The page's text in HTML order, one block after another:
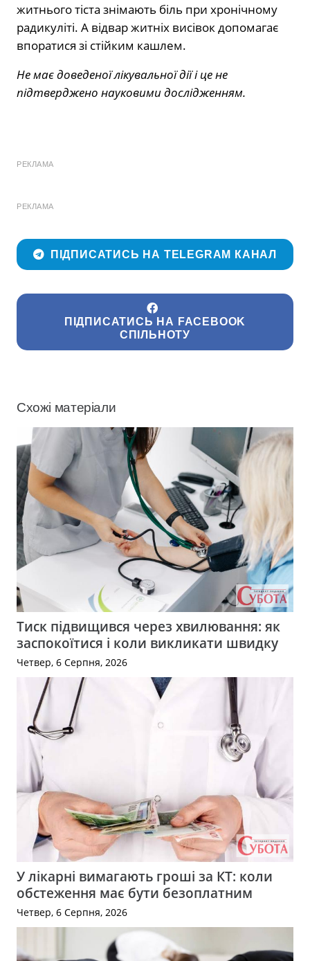
житнього тіста знімають біль при хронічному
радикуліті. А відвар житніх висівок допомагає
впоратися зі стійким кашлем.
Не має доведеної лікувальної дії і це не
підтверджено науковими дослідженням.
РЕКЛАМА
РЕКЛАМА
ПІДПИСАТИСЬ НА TELEGRAM КАНАЛ
ПІДПИСАТИСЬ НА FACEBOOK
СПІЛЬНОТУ
Схожі матеріали
Тиск підвищився через хвилювання: як
заспокоїтися і коли викликати швидку
Четвер, 6 Серпня, 2026
У лікарні вимагають гроші за КТ: коли
обстеження має бути безоплатним
Четвер, 6 Серпня, 2026